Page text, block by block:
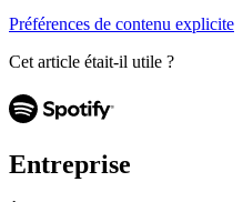
Préférences de contenu explicite
Cet article était-il utile ?
Entreprise